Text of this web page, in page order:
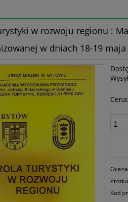
w rozwoju regionu :
w dniach 18-19
Cena:
Kod